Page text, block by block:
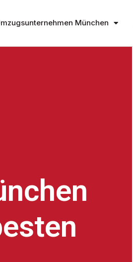
München